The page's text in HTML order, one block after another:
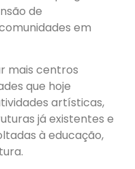
de
em
mais centros
que hoje
artísticas,
já existentes e
à educação,